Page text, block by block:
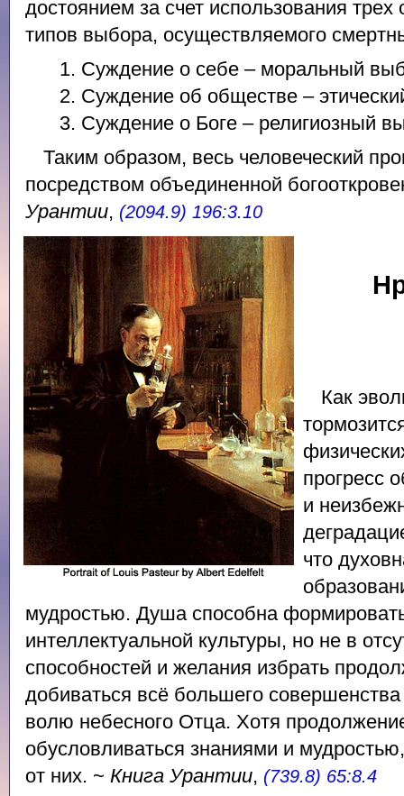
достоянием за счет использования
типов выбора, осуществляемого
1. Суждение о себе – моральный
2. Суждение об обществе –
3. Суждение о Боге – религиозный
Таким образом, весь человеческий
посредством объединенной
Урантии, (2094.9) 196:3.10
Как
прогресс
и
что
мудростью. Душа способна
интеллектуальной культуры, но не в
способностей и желания избрать
добиваться всё большего
волю небесного Отца. Хотя
обусловливаться знаниями и
от них. ~ Книга Урантии, (739.8) 65:8.4